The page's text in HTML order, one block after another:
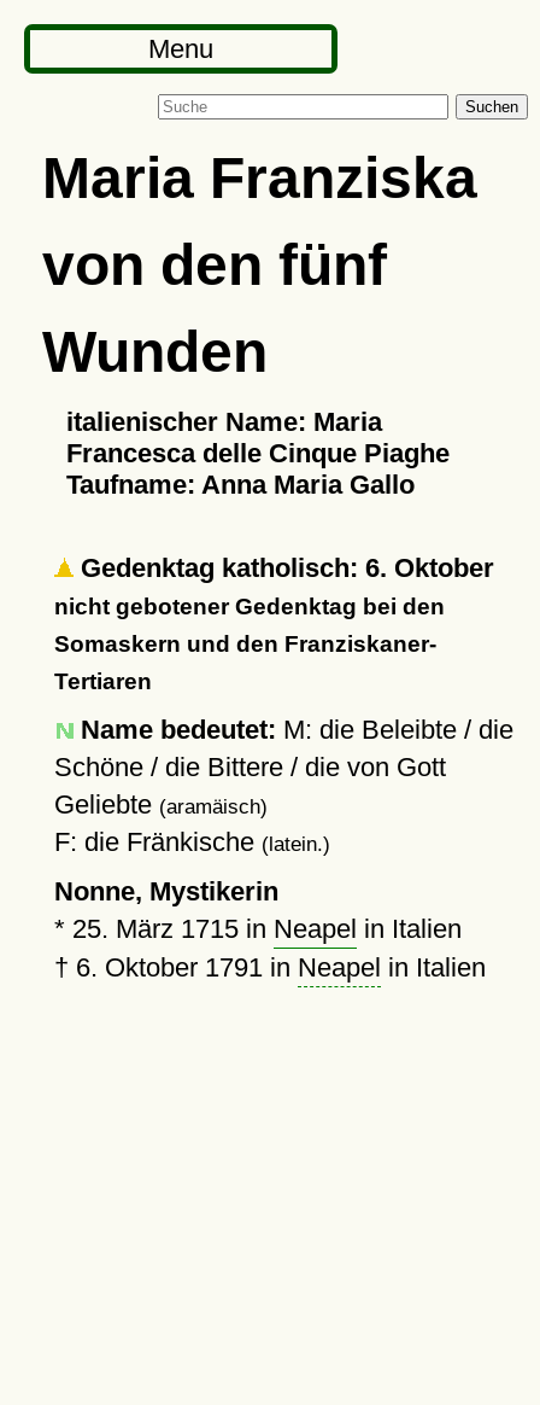
Menu
Suchen
Maria Franziska
von den fünf
Wunden
italienischer Name: Maria
Francesca delle Cinque Piaghe
Taufname: Anna Maria Gallo
Gedenktag katholisch: 6. Oktober
nicht gebotener Gedenktag bei den
Somaskern und den Franziskaner-
Tertiaren
Name bedeutet: M: die Beleibte / die
Schöne / die Bittere / die von Gott
Geliebte (aramäisch)
F: die Fränkische (latein.)
Nonne, Mystikerin
* 25. März 1715in Neapel in Italien
† 6. Oktober 1791in Neapel in Italien